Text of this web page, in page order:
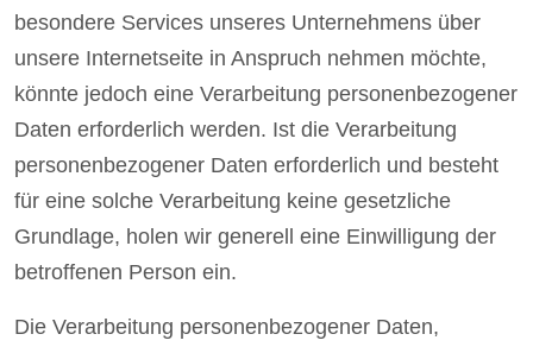
besondere Services unseres Unternehmens über
unsere Internetseite in Anspruch nehmen möchte,
könnte jedoch eine Verarbeitung personenbezogener
Daten erforderlich werden. Ist die Verarbeitung
personenbezogener Daten erforderlich und besteht
für eine solche Verarbeitung keine gesetzliche
Grundlage, holen wir generell eine Einwilligung der
betroffenen Person ein.
Die Verarbeitung personenbezogener Daten,